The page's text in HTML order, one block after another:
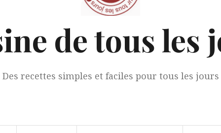
de tous les
Des recettes simples et faciles pour tous les jours